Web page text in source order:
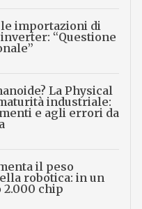
le importazioni di
“Questione
La Physical
industriale:
e agli errori da
il peso
robotica: in un
2.000 chip